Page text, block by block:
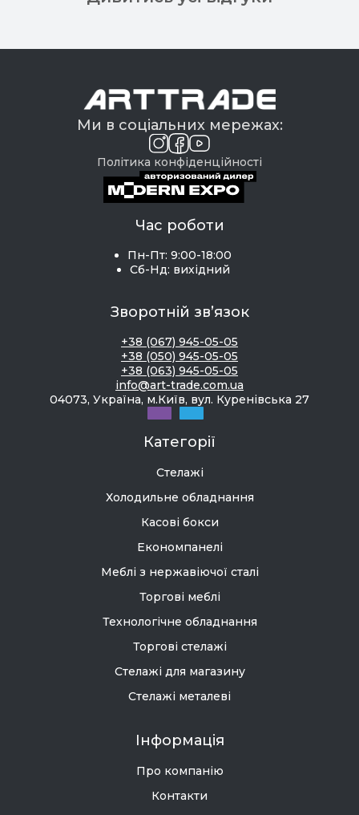
Ми в соціальних мережах:
Політика конфіденційності
Час роботи
Пн-Пт: 9:00-18:00
Сб-Нд: вихідний
Зворотній зв’язок
+38 (067) 945-05-05
+38 (050) 945-05-05
+38 (063) 945-05-05
info@art-trade.com.ua
04073, Україна, м.Київ, вул. Куренівська 27
Категорії
Стелажі
Холодильне обладнання
Касові бокси
Економпанелі
Меблі з нержавіючої сталі
Торгові меблі
Технологічне обладнання
Торгові стелажі
Стелажі для магазину
Стелажі металеві
Інформація
Про компанію
Контакти